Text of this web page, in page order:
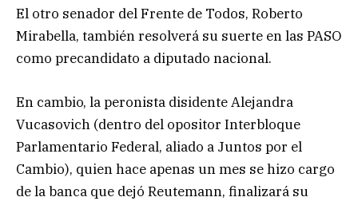
El otro senador del Frente de Todos, Roberto
Mirabella, también resolverá su suerte en las PASO
como precandidato a diputado nacional.
En cambio, la peronista disidente Alejandra
Vucasovich (dentro del opositor Interbloque
Parlamentario Federal, aliado a Juntos por el
Cambio), quien hace apenas un mes se hizo cargo
de la banca que dejó Reutemann, finalizará su